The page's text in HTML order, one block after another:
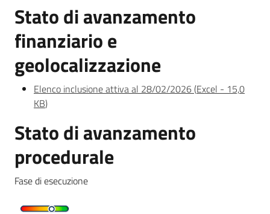
Stato di avanzamento
finanziario e
geolocalizzazione
Elenco inclusione attiva al 28/02/2026(Excel - 15,0
KB)
Stato di avanzamento
procedurale
Fase di esecuzione